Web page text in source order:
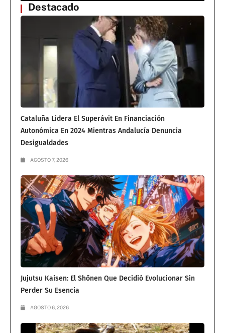
Destacado
Cataluña Lidera El Superávit En Financiación
Autonómica En 2024 Mientras Andalucía Denuncia
Desigualdades
AGOSTO 7, 2026
Jujutsu Kaisen: El Shōnen Que Decidió Evolucionar Sin
Perder Su Esencia
AGOSTO 6, 2026